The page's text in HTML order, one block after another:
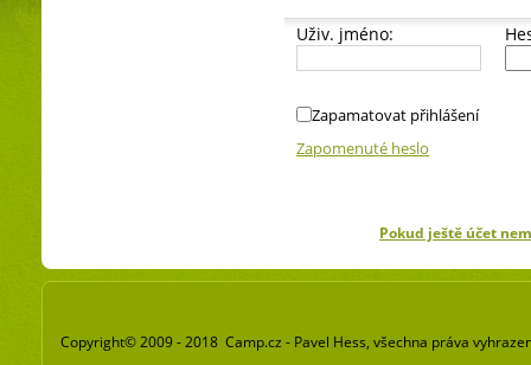
Uživ. jméno:
Zapamatovat přihlášení
Zapomenuté heslo
Pokud ještě účet
Copyright© 2009 - 2018 Camp.cz - Pavel Hess, všechna práva